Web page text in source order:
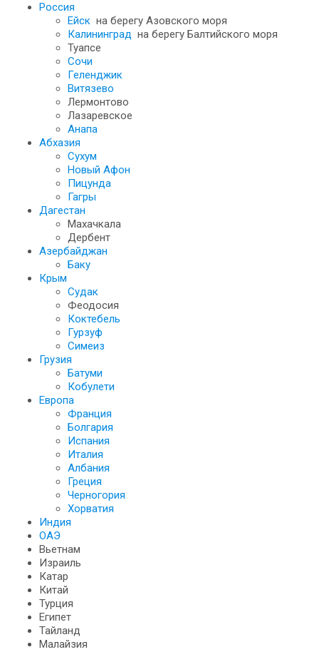
Россия
Ейск на берегу Азовского моря
Калининград на берегу Балтийского моря
Туапсе
Сочи
Геленджик
Витязево
Лермонтово
Лазаревское
Анапа
Абхазия
Сухум
Новый Афон
Пицунда
Гагры
Дагестан
Махачкала
Дербент
Азербайджан
Баку
Крым
Судак
Феодосия
Коктебель
Гурзуф
Симеиз
Грузия
Батуми
Кобулети
Европа
Франция
Болгария
Испания
Италия
Албания
Греция
Черногория
Хорватия
Индия
ОАЭ
Вьетнам
Израиль
Катар
Китай
Турция
Египет
Тайланд
Малайзия